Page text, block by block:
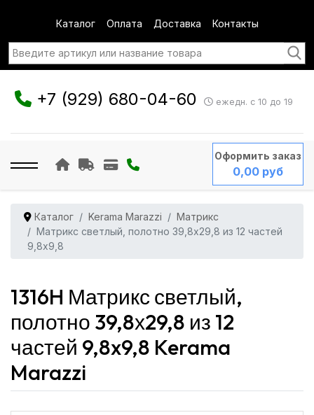
Каталог Оплата Доставка Контакты
+7 (929) 680-04-60 ежедн. с 10 до 19
Оформить заказ
0,00 руб
Каталог Kerama Marazzi
Матрикс
Матрикс светлый, полотно 39,8х29,8 из 12 частей
9,8x9,8
1316H Матрикс светлый,
полотно 39,8х29,8 из 12
частей 9,8x9,8 Kerama
Marazzi